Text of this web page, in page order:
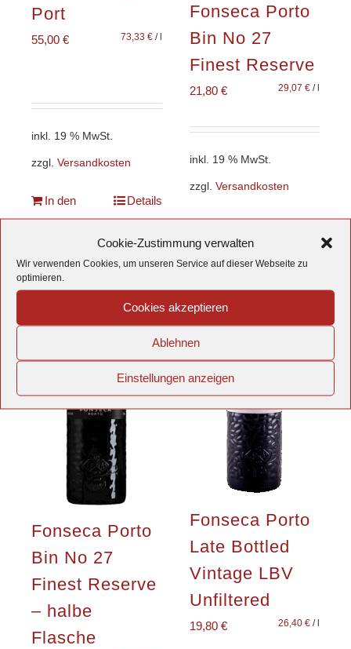
Cookie-Zustimmung verwalten
Wir verwenden Cookies, um unseren Service auf dieser Webseite zu
optimieren.
Cookies akzeptieren
Ablehnen
Einstellungen anzeigen
Port
55,00 € 73,33 €/l
inkl. 19 % MwSt.
zzgl. Versandkosten
In den
Warenkorb
Details
Fonseca Porto
Bin No 27
Finest Reserve
21,80 € 29,07 € /l
inkl. 19 % MwSt.
zzgl. Versandkosten
Details
Nicht auf Lager
Fonseca Porto
Bin No 27
Finest Reserve
– halbe
Flasche
Fonseca Porto
Late Bottled
Vintage LBV
Unfiltered
19,80 € 26,40 € /